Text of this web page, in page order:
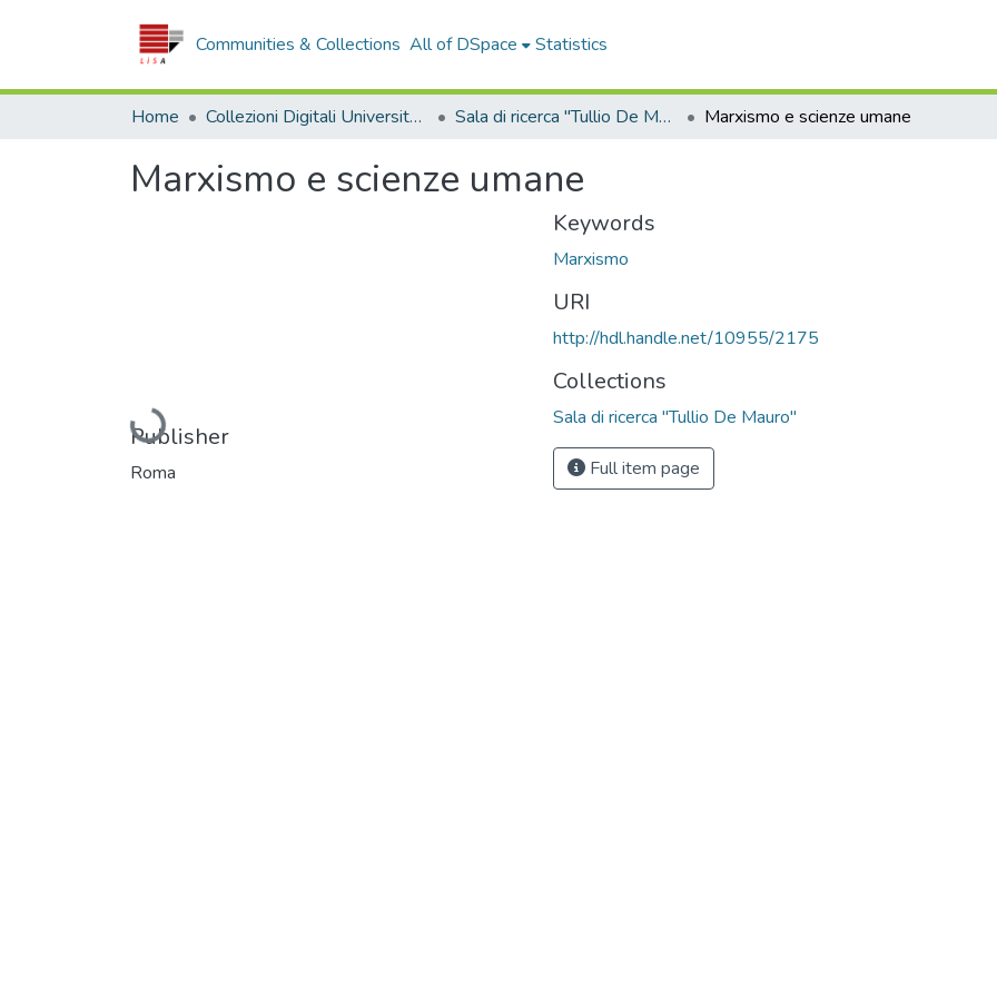
Communities & Collections All of DSpace Statistics
Home Collezioni Digitali Università della Calabria Sala di ricerca "Tullio De Mauro" Marxismo e scienze umane
Marxismo e scienze umane
Loading...
Publisher
Roma
Keywords
Marxismo
URI
http://hdl.handle.net/10955/2175
Collections
Sala di ricerca "Tullio De Mauro"
Full item page